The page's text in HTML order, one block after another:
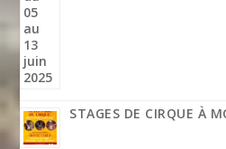
STAGES DE CIRQUE À